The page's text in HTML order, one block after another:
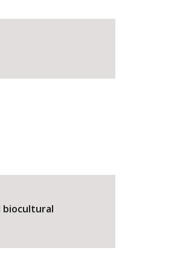
biocultural